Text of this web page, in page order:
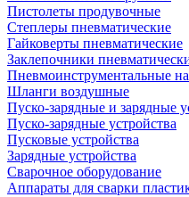
Пистолеты продувочные
Степлеры пневматические
Гайковерты пневматические
Заклепочники
Пневмоинструментальные
Шланги воздушные
Пуско-зарядные и зарядные
Пуско-зарядные устройства
Пусковые устройства
Зарядные устройства
Сварочное оборудование
Аппараты для сварки